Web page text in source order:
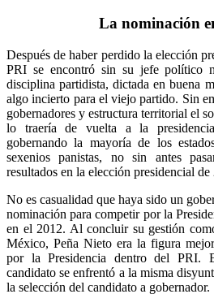
La nominación
Después de haber perdido la elección
PRI se encontró sin su jefe político
disciplina partidista, dictada en buena
algo incierto para el viejo partido. Sin
gobernadores y estructura territorial el
lo traería de vuelta a la
gobernando la mayoría de los
sexenios panistas, no sin antes
resultados en la elección presidencial de
No es casualidad que haya sido un
nominación para competir por la
en el 2012. Al concluir su gestión
México, Peña Nieto era la figura
por la Presidencia dentro del PRI.
candidato se enfrentó a la misma
la selección del candidato a gobernador.